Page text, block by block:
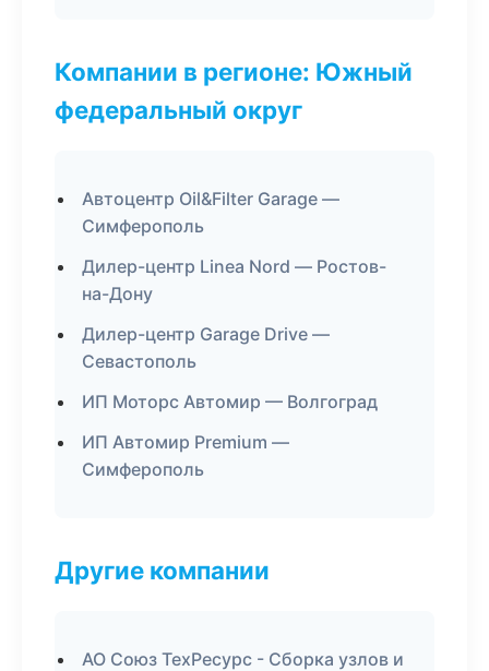
Компании в регионе: Южный
федеральный округ
Автоцентр Oil&Filter Garage —
Симферополь
Дилер-центр Linea Nord — Ростов-
на-Дону
Дилер-центр Garage Drive —
Севастополь
ИП Моторс Автомир — Волгоград
ИП Автомир Premium —
Симферополь
Другие компании
АО Союз ТехРесурс - Сборка узлов и